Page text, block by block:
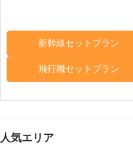
新幹線セットプラン
飛行機セットプラン
気エリア